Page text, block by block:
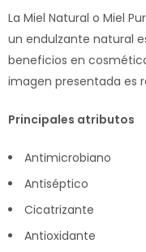
La Miel Natural o Miel
un endulzante natural
beneficios en
imagen presentada es
Principales atributos
Antimicrobiano
Antiséptico
Cicatrizante
Antioxidante